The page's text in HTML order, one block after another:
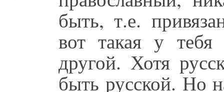
быть, т.е.
вот такая у
другой. Хотя
быть русской. Но